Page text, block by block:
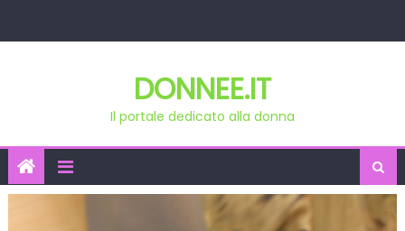
DONNEE.IT
Il portale dedicato alla donna